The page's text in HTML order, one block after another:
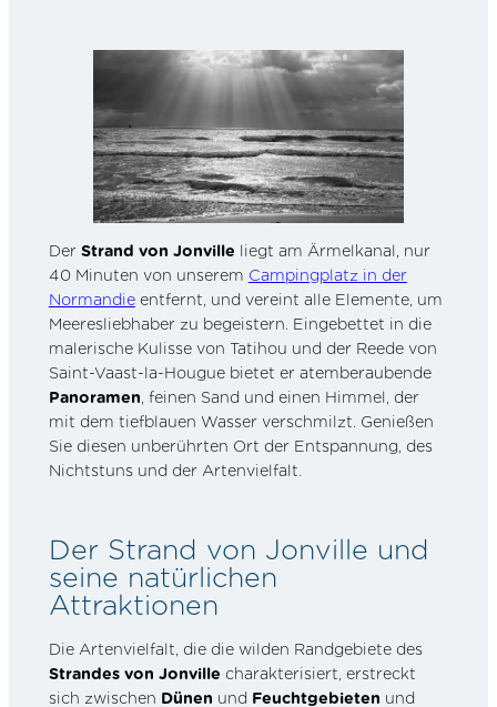
Der Strand von Jonville liegt am Ärmelkanal, nur
40 Minuten von unserem Campingplatz in der
Normandieentfernt, und vereint alle Elemente, um
Meeresliebhaber zu begeistern. Eingebettet in die
malerische Kulisse von Tatihou und der Reede von
Saint-Vaast-la-Hougue bietet er atemberaubende
Panoramen , feinen Sand und einen Himmel, der
mit dem tiefblauen Wasser verschmilzt. Genießen
Sie diesen unberührten Ort der Entspannung, des
Nichtstuns und der Artenvielfalt.
Der Strand von Jonville und
seine natürlichen
Attraktionen
Die Artenvielfalt, die die wilden Randgebiete des
Strandes von Jonville charakterisiert, erstreckt
sich zwischen Dünen und Feuchtgebieten und